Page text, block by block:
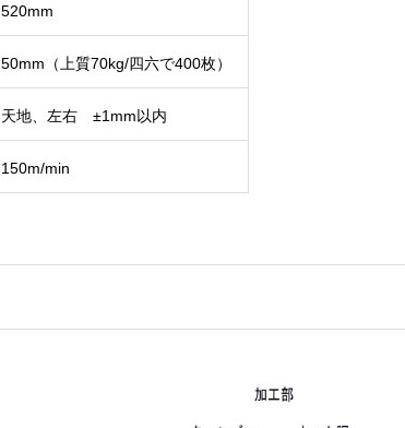
520mm
50mm（上質70kg/四六で400枚）
天地、左右 ±1mm以内
150m/min